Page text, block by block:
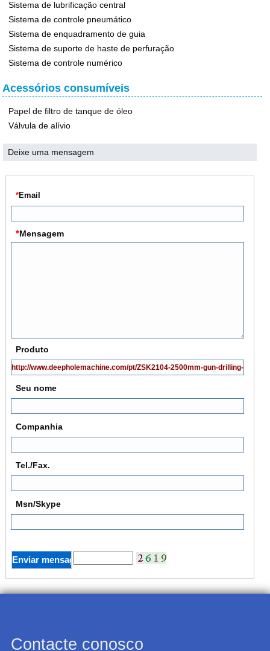
Sistema de lubrificação central
Sistema de controle pneumático
Sistema de enquadramento de guia
Sistema de suporte de haste de perfuração
Sistema de controle numérico
Acessórios consumíveis
Papel de filtro de tanque de óleo
Válvula de alívio
Deixe uma mensagem
*Email
*Mensagem
Produto
Seu nome
Companhia
Tel./Fax.
Msn/Skype
Contacte conosco